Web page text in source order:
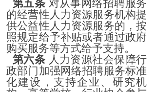
第五条 对从事网络招聘服务
的经营性人力资源服务机构提
供公益性人力资源服务的，按
照规定给予补贴或者通过政府
购买服务等方式给予支持。
第六条 人力资源社会保障行
政部门加强网络招聘服务标准
化建设，支持企业、研究机